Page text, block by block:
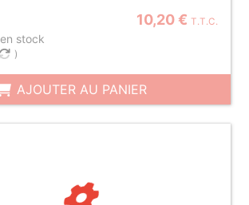
10,20 € T.T.C.
stock
)
AJOUTER AU PANIER